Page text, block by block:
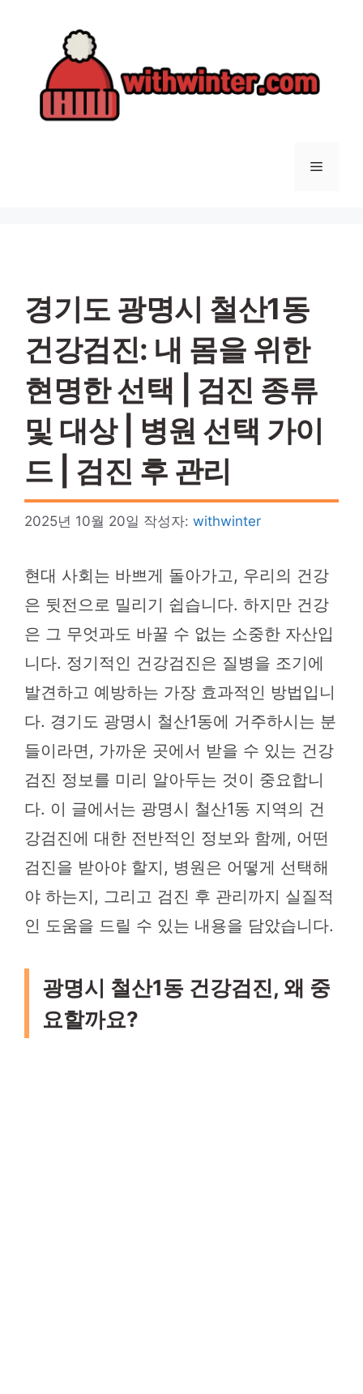
메
경기도 광명시 철산1동
건강검진: 내 몸을 위한
현명한 선택 | 검진 종류
및 대상 | 병원 선택 가이
드 | 검진 후 관리
2025년 10월 20일 작성자: withwinter
현대 사회는 바쁘게 돌아가고, 우리의 건강
은 뒷전으로 밀리기 쉽습니다. 하지만 건강
은 그 무엇과도 바꿀 수 없는 소중한 자산입
니다. 정기적인 건강검진은 질병을 조기에
발견하고 예방하는 가장 효과적인 방법입니
다. 경기도 광명시 철산1동에 거주하시는 분
들이라면, 가까운 곳에서 받을 수 있는 건강
검진 정보를 미리 알아두는 것이 중요합니
다. 이 글에서는 광명시 철산1동 지역의 건
강검진에 대한 전반적인 정보와 함께, 어떤
검진을 받아야 할지, 병원은 어떻게 선택해
야 하는지, 그리고 검진 후 관리까지 실질적
인 도움을 드릴 수 있는 내용을 담았습니다.
광명시 철산1동 건강검진, 왜 중
요할까요?